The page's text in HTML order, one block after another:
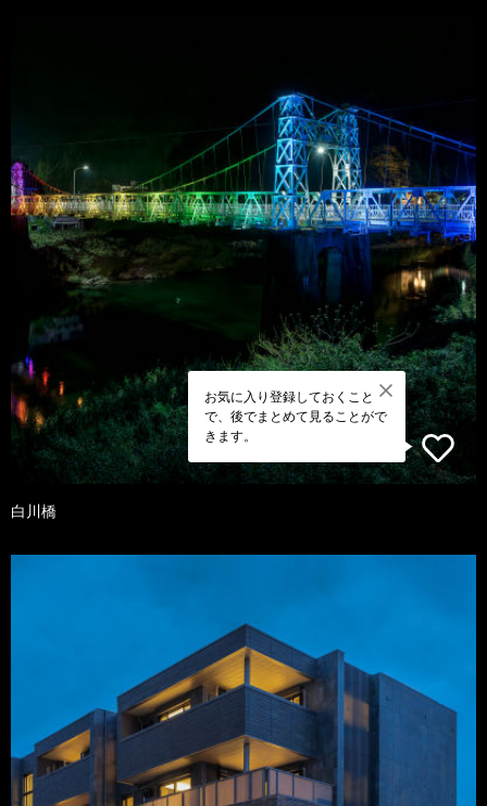
お気に入り登録しておくこと
で、後でまとめて見ることがで
きます。
白川橋